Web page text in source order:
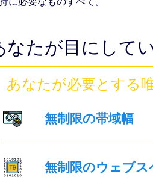
なたが目にして
あなたが必要とする
無制限の帯域幅
無制限のウェブス